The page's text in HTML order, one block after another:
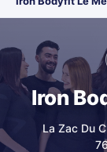
Iron
La Zac Du